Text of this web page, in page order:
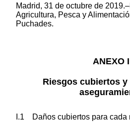
Madrid, 31 de octubre de
Agricultura, Pesca y
Puchades.
ANEXO I
Riesgos cubiertos
I.1 Daños cubiertos para cada